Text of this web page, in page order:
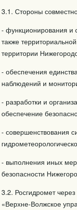
3.1. Стороны
- функционирования и
также
территории
- обеспечения
наблюдений и
- разработки и
обеспечение
- совершенствования
- выполнения иных
безопасности
3.2. Росгидромет
«Верхне-Волжское